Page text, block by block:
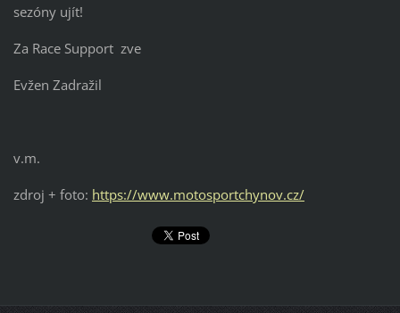
sezóny ujít!
Za Race Support zve
Evžen Zadražil
v.m.
zdroj + foto: https://www.motosportchynov.cz/